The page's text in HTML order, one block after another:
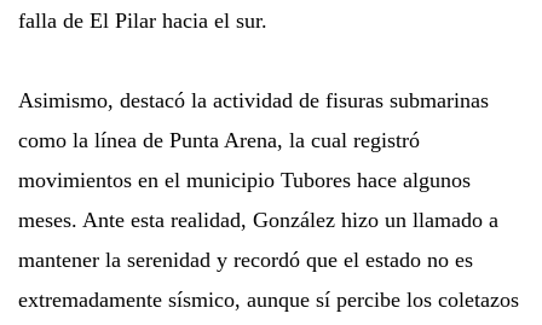
falla de El Pilar hacia el sur.
Asimismo, destacó la actividad de fisuras submarinas
como la línea de Punta Arena, la cual registró
movimientos en el municipio Tubores hace algunos
meses. Ante esta realidad, González hizo un llamado a
mantener la serenidad y recordó que el estado no es
extremadamente sísmico, aunque sí percibe los coletazos